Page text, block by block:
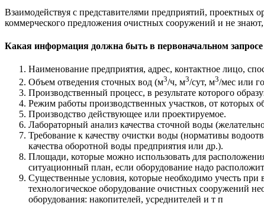
Взаимодействуя с представителями предприятий, проектных
коммерческого предложения очистных сооружений и не
Какая информация должна быть в первоначальном
Наименование предприятия, адрес, контактное лицо,
Объем отведения сточных вод (м3/ч, м3/сут, м3/мес или
Производственный процесс, в результате которого
Режим работы производственных участков, от которых
Производство действующее или проектируемое.
Лабораторный анализ качества сточной воды
Требование к качеству очистки воды (нормативы
качества оборотной воды предприятия или др.).
Площади, которые можно использовать для
ситуационный план, если оборудование надо
Существенные условия, которые необходимо учесть
технологическое оборудование очистных сооружений
оборудования: накопителей, усреднителей и т п